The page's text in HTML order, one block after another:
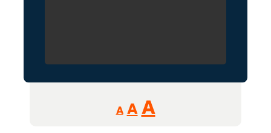
A
Reducir
tamaño
A Restablecer
AAumentar